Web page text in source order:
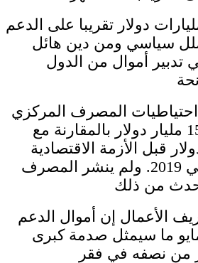
دولار تقريبا على الدعم
سياسي ومن دين هائل
تدبير أموال من الدول
المصرف المركزي
ما يزيد قليلا على 15 مليار دولار بالمقارنة مع
مليار دولار قبل الأزمة الاقتصادية
التي حلت بالبلاد في 2019. ولم ينشر المصرف
الأعمال إن أموال الدعم
ما سيمثل صدمة كبرى